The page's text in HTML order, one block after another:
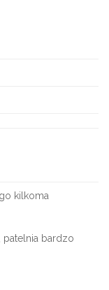
kilkoma
patelnia bardzo